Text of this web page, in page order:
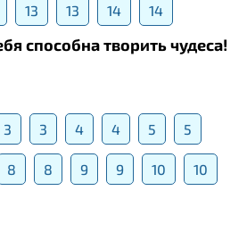
13 13 14 14
способна творить чудеса!
3 3 4 4 5 5
8 8 9 9 10 10